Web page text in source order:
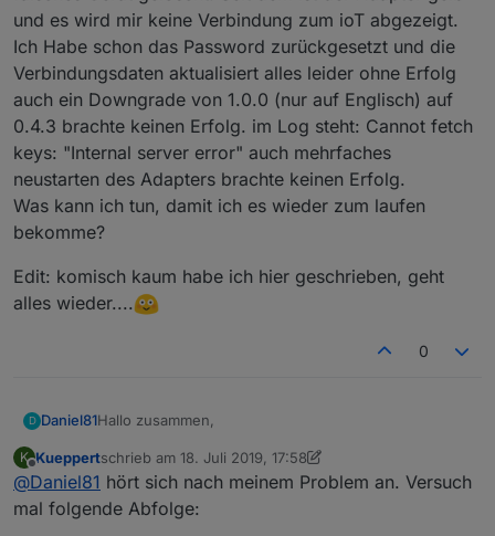
und es wird mir keine Verbindung zum ioT abgezeigt.
Ich Habe schon das Password zurückgesetzt und die
Verbindungsdaten aktualisiert alles leider ohne Erfolg
auch ein Downgrade von 1.0.0 (nur auf Englisch) auf
0.4.3 brachte keinen Erfolg. im Log steht: Cannot fetch
keys: "Internal server error" auch mehrfaches
neustarten des Adapters brachte keinen Erfolg.
Was kann ich tun, damit ich es wieder zum laufen
bekomme?
Edit: komisch kaum habe ich hier geschrieben, geht
alles wieder....
0
D Daniel81Hallo zusammen,
nach dem ich gestern meine Alexa Geräte bei Amazon
etwas aufgeräumt habe, habe ich so wie es aussieht
ein falsches Gerät gelöscht. Seit dem ist der Adapter
gelb und es wird mir keine Verbindung zum ioT
Edit: komisch kaum habe ich hier geschrieben, geht
K
Offline
Kueppertschrieb am 18. Juli 2019, 17:58
zuletzt editiert von Kueppert
@Daniel81 hört sich nach meinem Problem an. Versuch
mal folgende Abfolge: